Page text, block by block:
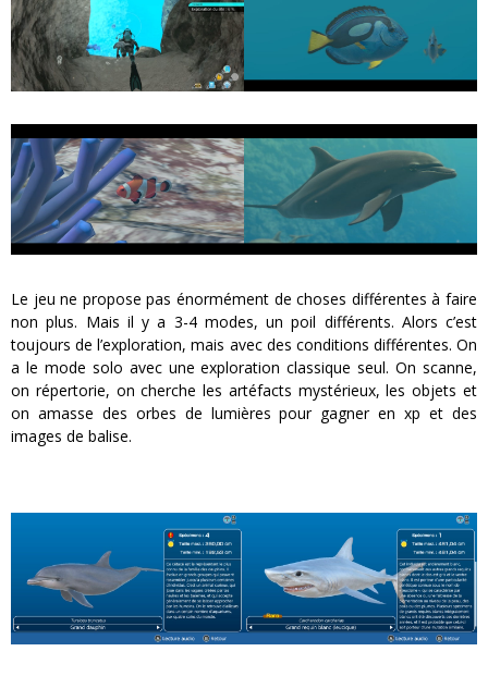
Le jeu ne propose pas énormément de choses différentes à faire
non plus. Mais il y a 3-4 modes, un poil différents. Alors c’est
toujours de l’exploration, mais avec des conditions différentes. On
a le mode solo avec une exploration classique seul. On scanne,
on répertorie, on cherche les artéfacts mystérieux, les objets et
on amasse des orbes de lumières pour gagner en xp et des
images de balise.